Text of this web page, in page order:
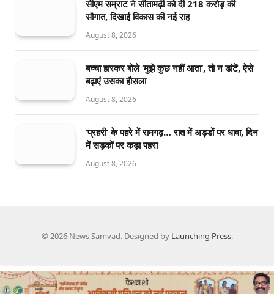
सीएम सम्राट ने सीतामढ़ी को दी 218 करोड़ की
सौगात, दिखाई विकास की नई राह
August 8, 2026
बच्चा हारकर बोले ‘मुझे कुछ नहीं आता’, तो न डांटें, ऐसे
बढ़ाएं उसका हौसला
August 8, 2026
‘प्रहरी’ के पहरे में रामगढ़… रात में अड्डों पर धावा, दिन
में सड़कों पर कड़ा पहरा
August 8, 2026
© 2026 News Samvad. Designed by Launching Press.